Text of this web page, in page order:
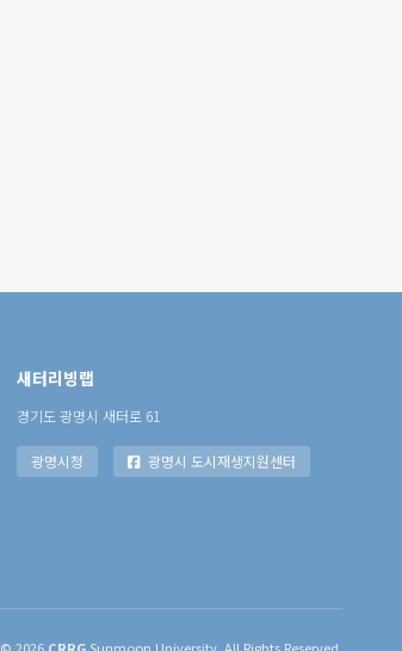
새터리빙랩
경기도 광명시 새터로 61
광명시청 광명시 도시재생지원센터